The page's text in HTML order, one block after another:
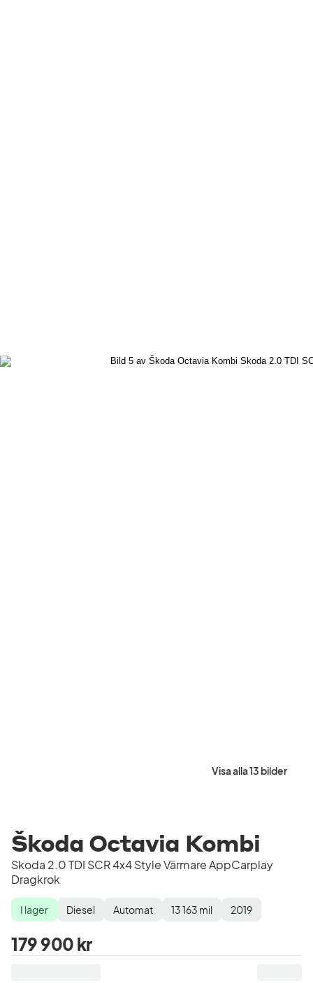
Visa alla 13 bilder
Škoda Octavia Kombi
Skoda 2.0 TDI SCR 4x4 Style Värmare AppCarplay
Dragkrok
Lagerstatus
I lager
Drivmedel Diesel
Växellåda Automat
Mätarställning 13 163 mil
Modellår 2019
179 900 kr